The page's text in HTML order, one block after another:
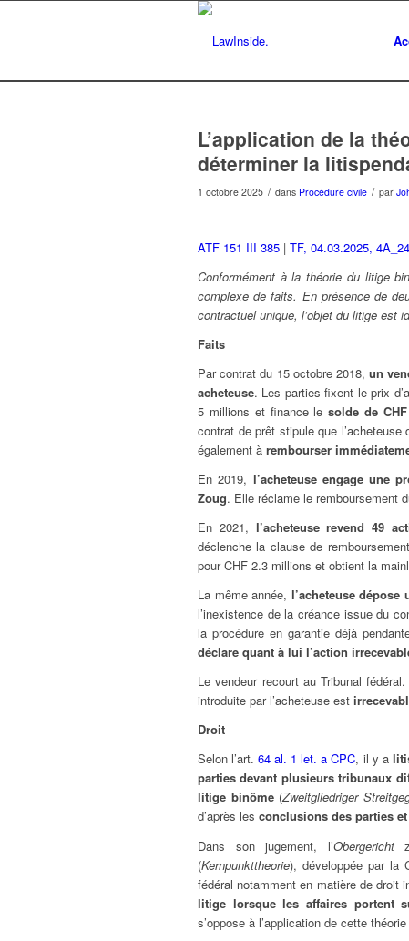
L’application de la
déterminer la
1 octobre 2025 / dans Procédure civile / par
ATF 151 III 385 | TF, 04.03.2025,
Conformément à la théorie du litige
complexe de faits. En présence de
contractuel unique, l’objet du litige est
Faits
Par contrat du 15 octobre 2018,un
acheteuse. Les parties fixent le prix
5 millions et finance lesolde de
contrat de prêt stipule que l’acheteuse
également à rembourser
En 2019, l’acheteuse engage une
Zoug. Elle réclame le remboursement
En 2021, l’acheteuse revend 49
déclenche la clause de
pour CHF 2.3 millions et obtient la
La même année, l’acheteuse
l’inexistence de la créance issue du
la procédure en garantie déjà
déclare quant à lui l’action
Le vendeur recourt au Tribunal
introduite par l’acheteuse est
Droit
Selon l’art.64 al. 1 let. a CPC, il y a
parties devant plusieurs tribunaux
litige binôme(Zweitgliedriger
d’après les conclusions des parties
Dans son jugement, l’Obergericht
(Kernpunkttheorie), développée par la
fédéral notamment en matière de droit
litige lorsque les affaires portent
s’oppose à l’application de cette